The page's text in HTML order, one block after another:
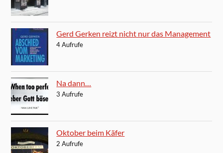
Gerd Gerken reizt nicht nur das Management
4 Aufrufe
Na dann…
3 Aufrufe
Oktober beim Käfer
2 Aufrufe